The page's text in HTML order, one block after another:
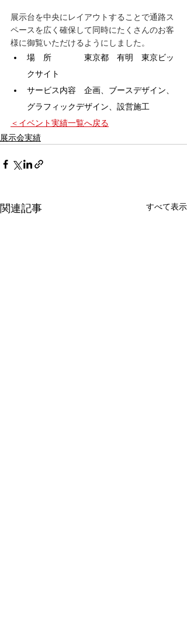
展示台を中央にレイアウトすることで通路ス
ペースを広く確保して同時にたくさんのお客
様に御覧いただけるようにしました。
場　所　　　　東京都　有明　東京ビッ
クサイト
サービス内容　企画、ブースデザイン、
グラフィックデザイン、設営施工
＜イベント実績一覧へ戻る
展示会実績
関連記事 すべて表示